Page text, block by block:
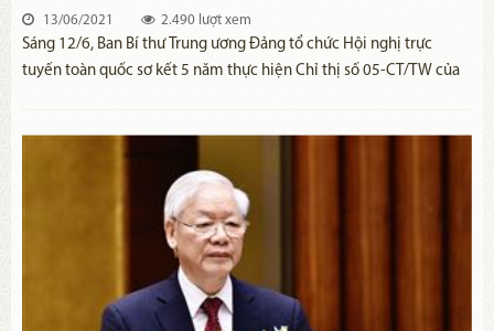
số 0513/06/2021 2.490 lượt xem
Sáng 12/6, Ban Bí thư Trung ương Đảng tổ chức Hội nghị trực
tuyến toàn quốc sơ kết 5 năm thực hiện Chỉ thị số 05-CT/TW của
Chí Minh." Tổng Bí thư Nguyễn Phú Trọng đã tới dự và phát biểu.